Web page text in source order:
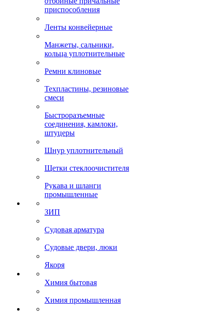
приспособления
Ленты конвейерные
Манжеты, сальники,
кольца уплотнительные
Ремни клиновые
Техпластины, резиновые
смеси
Быстроразъемные
соединения, камлоки,
штуцеры
Шнур уплотнительный
Щетки стеклоочистителя
Рукава и шланги
промышленные
ЗИП
Судовая арматура
Судовые двери, люки
Якоря
Химия бытовая
Химия промышленная